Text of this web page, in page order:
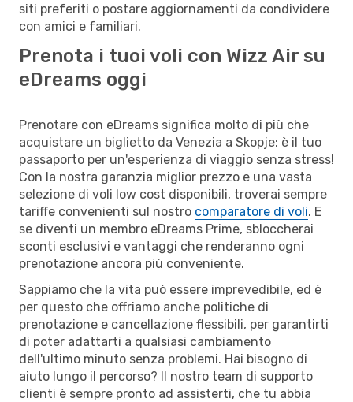
siti preferiti o postare aggiornamenti da condividere
con amici e familiari.
Prenota i tuoi voli con Wizz Air su
eDreams oggi
Prenotare con eDreams significa molto di più che
acquistare un biglietto da Venezia a Skopje: è il tuo
passaporto per un'esperienza di viaggio senza stress!
Con la nostra garanzia miglior prezzo e una vasta
selezione di voli low cost disponibili, troverai sempre
tariffe convenienti sul nostro comparatore di voli. E
se diventi un membro eDreams Prime, sbloccherai
sconti esclusivi e vantaggi che renderanno ogni
prenotazione ancora più conveniente.
Sappiamo che la vita può essere imprevedibile, ed è
per questo che offriamo anche politiche di
prenotazione e cancellazione flessibili, per garantirti
di poter adattarti a qualsiasi cambiamento
dell'ultimo minuto senza problemi. Hai bisogno di
aiuto lungo il percorso? Il nostro team di supporto
clienti è sempre pronto ad assisterti, che tu abbia